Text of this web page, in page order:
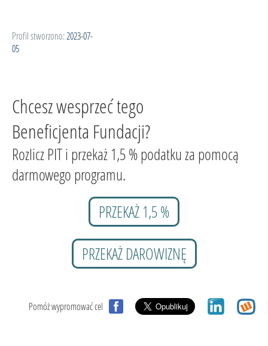
Profil stworzono: 2023-07-
05
Chcesz wesprzeć tego
Beneficjenta Fundacji?
Rozlicz PIT i przekaż 1,5 % podatku za pomocą
darmowego programu.
PRZEKAŻ 1,5 %
PRZEKAŻ DAROWIZNĘ
Pomóż wypromować cel